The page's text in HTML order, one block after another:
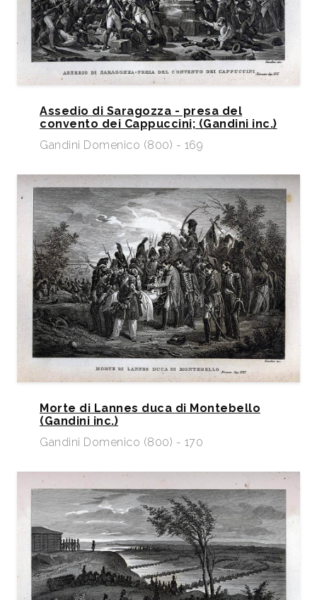
Assedio di Saragozza - presa del
convento dei Cappuccini; (Gandini inc.)
Gandini Domenico (800) - 169
Morte di Lannes duca di Montebello
(Gandini inc.)
Gandini Domenico (800) - 170